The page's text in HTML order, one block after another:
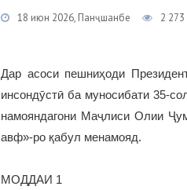
18 июн 2026, Панҷшанбе 2 273
Дар асоси пешниҳоди
инсондӯстӣ ба муносибати 35-
намояндагони Маҷлиси Олии
авф»-ро қабул менамояд.
МОДДАИ 1